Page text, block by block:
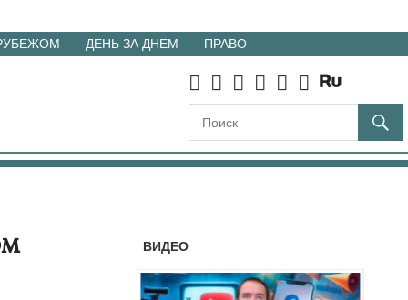
ДЕНЬ ЗА ДНЕМ ПРАВО
ВИДЕО